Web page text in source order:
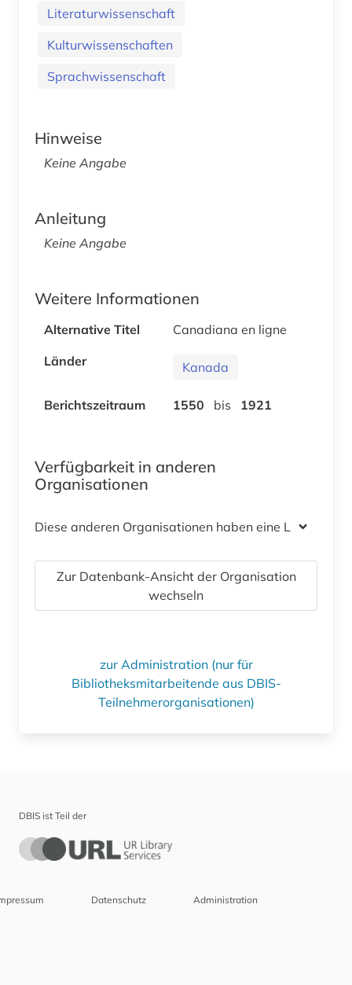
Literaturwissenschaft
Kulturwissenschaften
Sprachwissenschaft
Hinweise
Keine Angabe
Anleitung
Keine Angabe
Weitere Informationen
Alternative Titel
Canadiana en ligne
Länder
Kanada
Berichtszeitraum 1550 bis 1921
Verfügbarkeit in anderen
Organisationen
Diese anderen Organisationen haben eine Lizenz
Zur Datenbank-Ansicht der Organisation
wechseln
zur Administration (nur für
Bibliotheksmitarbeitende aus DBIS-
Teilnehmerorganisationen)
DBIS ist Teil der
Datenschutz Administration